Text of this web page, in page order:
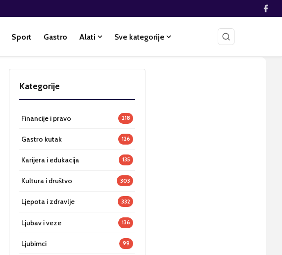
Sport Gastro Alati Sve kategorije
Kategorije
Financije i pravo 218
Gastro kutak 126
Karijera i edukacija 135
Kultura i društvo 303
Ljepota i zdravlje 332
Ljubav i veze 136
Ljubimci 99